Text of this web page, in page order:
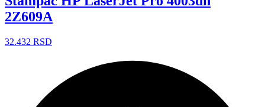
2Z609A
32.432 RSD